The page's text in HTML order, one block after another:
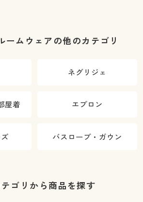
ームウェアの他のカテゴリ
ネグリジェ
屋着 エプロン
バスローブ・ガウン
ゴリから商品を探す